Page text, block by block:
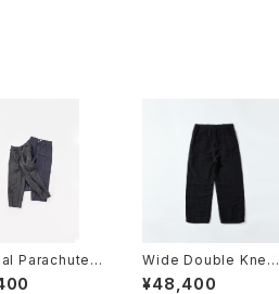
Parachute
Wide Double Knee
Pants
¥48,400